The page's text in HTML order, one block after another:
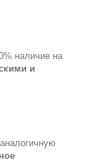
наличие на
и
аналогичную